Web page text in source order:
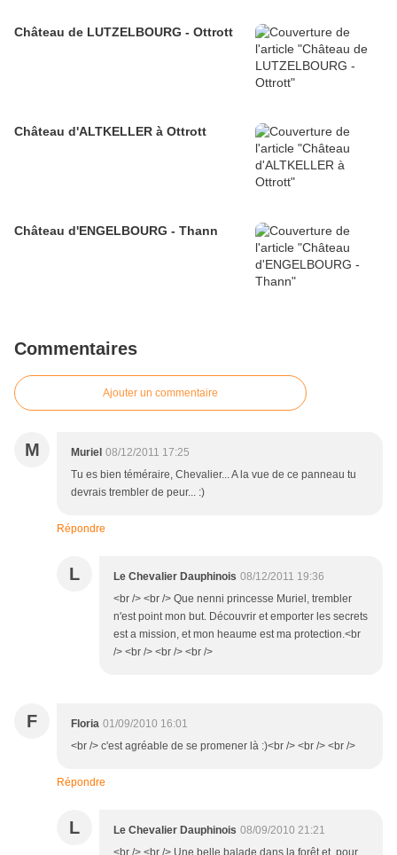
Château de LUTZELBOURG - Ottrott
Château d'ALTKELLER à Ottrott
Château d'ENGELBOURG - Thann
Commentaires
Ajouter un commentaire
M Muriel 08/12/2011 17:25
Tu es bien téméraire, Chevalier... A la vue de ce panneau tu
devrais trembler de peur... :)
Répondre
L Le Chevalier Dauphinois 08/12/2011 19:36
<br /> <br /> Que nenni princesse Muriel, trembler
n'est point mon but. Découvrir et emporter les secrets
est a mission, et mon heaume est ma protection.<br
/> <br /> <br /> <br />
F Floria 01/09/2010 16:01
<br /> c'est agréable de se promener là :)<br /> <br /> <br />
Répondre
L Le Chevalier Dauphinois 08/09/2010 21:21
<br /> <br /> Une belle balade dans la forêt et, pour